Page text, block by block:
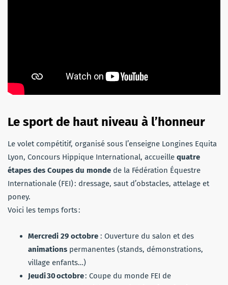
Le sport de haut niveau à l’honneur
Le volet compétitif, organisé sous l’enseigne Longines Equita
Lyon, Concours Hippique International, accueille quatre
étapes des Coupes du monde de la Fédération Équestre
Internationale (FEI) : dressage, saut d’obstacles, attelage et
poney.
Voici les temps forts :
Mercredi 29 octobre : Ouverture du salon et des
animations permanentes (stands, démonstrations,
village enfants…)
Jeudi 30 octobre: Coupe du monde FEI de